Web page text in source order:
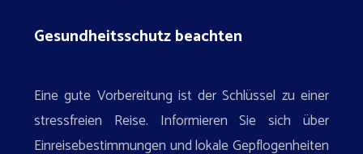
Gesundheitsschutz beachten
Eine gute Vorbereitung ist der Schlüssel zu einer
stressfreien Reise. Informieren Sie sich über
Einreisebestimmungen und lokale Gepflogenheiten